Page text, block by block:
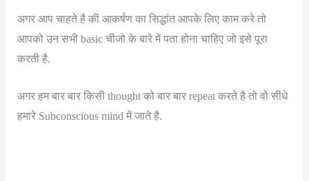
अगर आप चाहते है की आकर्षण का सिद्धांत आपके लिए काम करे तो
आपको उन सभी basic चीजो के बारे में पता होना चाहिए जो इसे पूरा
करती है.
अगर हम बार बार किसी thought को बार बार repeat करते है तो वो सीधे
हमारे Subconscious mind में जाते है.